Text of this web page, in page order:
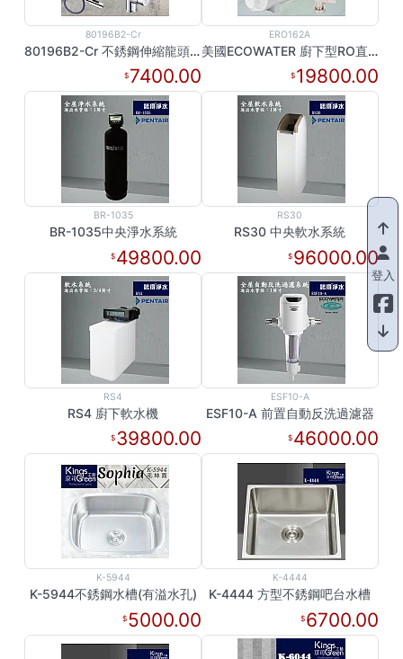
80196B2-Cr
80196B2-Cr 不銹鋼伸縮龍頭(亮面鉻色)
7400.00
ERO162A
美國ECOWATER 廚下型RO直輸機 ERO162A
19800.00
BR-1035
BR-1035中央淨水系統
49800.00
RS30
RS30 中央軟水系統
96000.00
RS4
RS4 廚下軟水機
39800.00
ESF10-A
ESF10-A 前置自動反洗過濾器
46000.00
K-5944
K-5944不銹鋼水槽(有溢水孔)
5000.00
K-4444
K-4444 方型不銹鋼吧台水槽
6700.00
登入